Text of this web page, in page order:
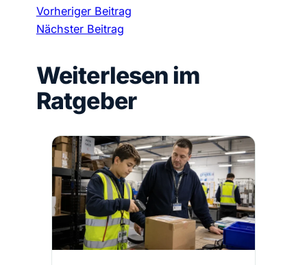
Vorheriger Beitrag
Nächster Beitrag
Weiterlesen im
Ratgeber